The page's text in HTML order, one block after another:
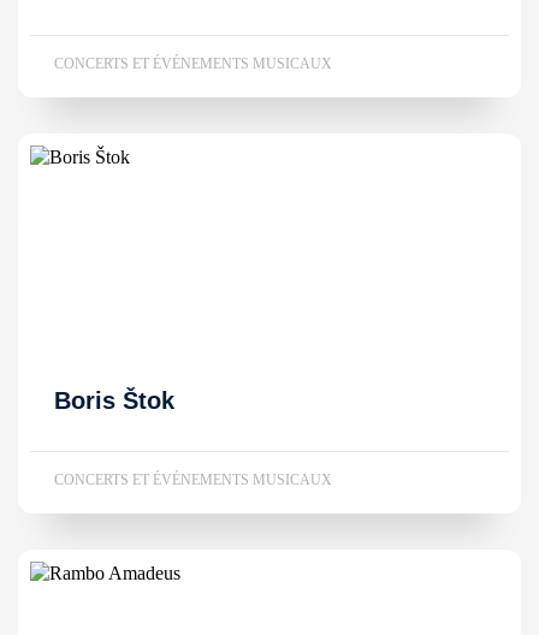
CONCERTS ET ÉVÉNEMENTS MUSICAUX
Boris Štok
CONCERTS ET ÉVÉNEMENTS MUSICAUX